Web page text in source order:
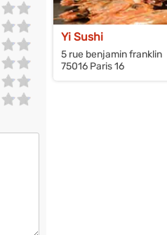
Yi Sushi
5 rue benjamin franklin
75016 Paris 16